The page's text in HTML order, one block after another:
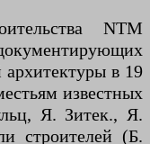
NTM
архитектуры в 19
известных
Я. Зитек., Я.
строителей (Б.